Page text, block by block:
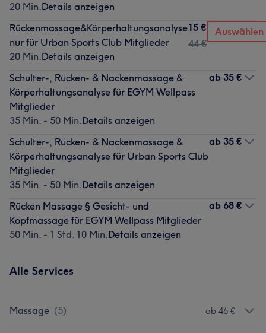
20 Min.Details anzeigen
Rückenmassage&Körperhaltungsanalyse
nur für Urban Sports Club Mitglieder
20 Min.Details anzeigen
15 €
44 €
Auswählen
Schulter-, Rücken- & Nackenmassage &
Körperhaltungsanalyse für EGYM Wellpass
Mitglieder
35 Min. - 50 Min.Details anzeigen
ab 35 €
Schulter-, Rücken- & Nackenmassage &
Körperhaltungsanalyse für Urban Sports Club
Mitglieder
35 Min. - 50 Min.Details anzeigen
ab 35 €
Rücken Massage § Gesicht- und
Kopfmassage für EGYM Wellpass Mitglieder
50 Min. - 1 Std. 10 Min.Details anzeigen
ab 68 €
Alle Services
Massage (5) ab 46 €